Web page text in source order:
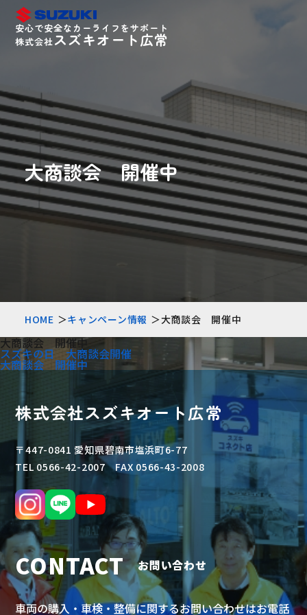
安心で安全なカーライフをサポート
株式会社スズキオート広常
大商談会 開催中
HOME キャンペーン情報 大商談会 開催中
大商談会 開催中
スズキの日 大商談会開催
大商談会 開催中
株式会社スズキオート広常
〒447-0841 愛知県碧南市塩浜町6-77
TEL 0566-42-2007 FAX 0566-43-2008
CONTACT お問い合わせ
車両の購入・車検・整備に関するお問い合わせはお電話